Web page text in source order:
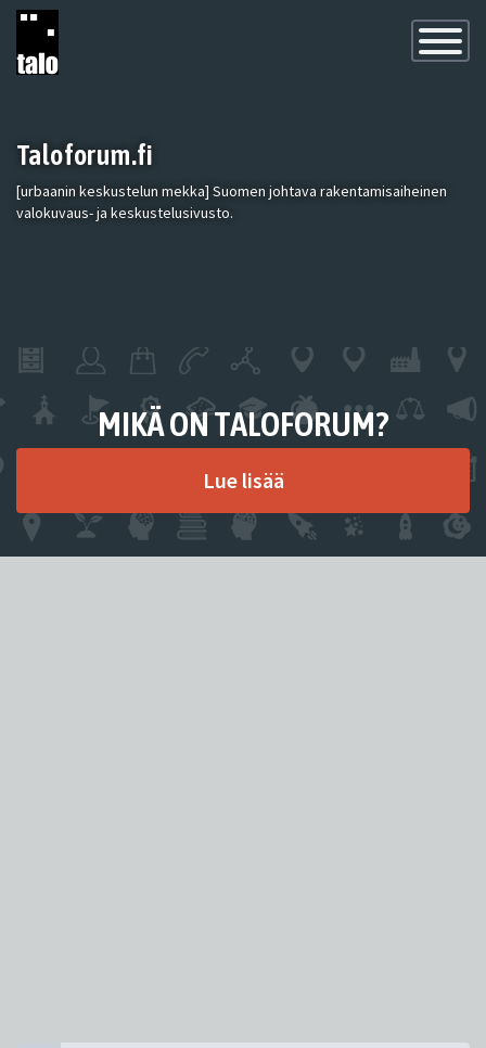
Toggle
Taloforum.fi
[urbaanin keskustelun mekka] Suomen johtava rakentamisaiheinen
valokuvaus- ja keskustelusivusto.
MIKÄ ON TALOFORUM?
Lue lisää